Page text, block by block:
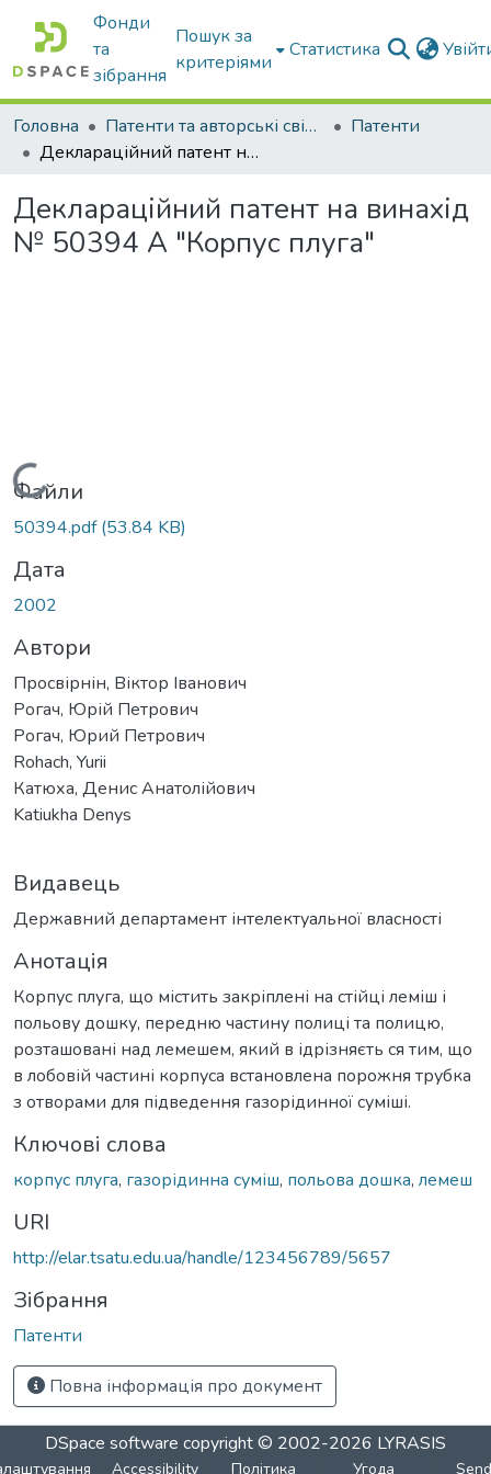
Фонди
та
зібрання
Пошук за
критеріями
Статистика
Головна Патенти та авторські свідоцтва
Патенти
Деклараційний патент на винахід № 50394 А "Корпус плуга"
Деклараційний патент на винахід
№ 50394 А "Корпус плуга"
Вантажиться...
Файли
50394.pdf(53.84 KB)
Дата
2002
Автори
Просвірнін, Віктор Іванович
Рогач, Юрій Петрович
Рогач, Юрий Петрович
Rohach, Yurii
Катюха, Денис Анатолійович
Katiukha Denys
Видавець
Державний департамент інтелектуальної власності
Анотація
Корпус плуга, що містить закріплені на стійці леміш і
польову дошку, передню частину полиці та полицю,
розташовані над лемешем, який в ідрізняєть ся тим, що
в лобовій частині корпуса встановлена порожня трубка
з отворами для підведення газорідинної суміші.
Ключові слова
корпус плуга, газорідинна суміш, польова дошка, лемеш
URI
http://elar.tsatu.edu.ua/handle/123456789/5657
Зібрання
Патенти
Повна інформація про документ
DSpace software copyright © 2002-2026 LYRASIS
Accessibility Політика Угода Send